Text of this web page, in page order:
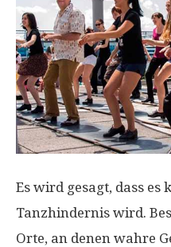
Es wird gesagt, dass es
Tanzhindernis wird.
Orte, an denen wahre